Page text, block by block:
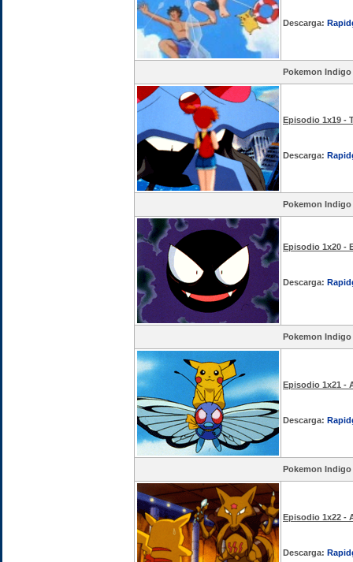
Descarga:
Pokemon Indigo
Episodio 1x19 -
Descarga:
Pokemon Indigo
Episodio 1x20 -
Descarga:
Pokemon Indigo
Episodio 1x21 -
Descarga:
Pokemon Indigo
Episodio 1x22 -
Descarga: